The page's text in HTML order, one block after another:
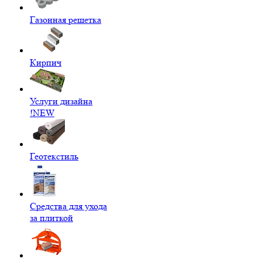
Газонная решетка
Кирпич
Услуги дизайна
!NEW
Геотекстиль
Средства для ухода
за плиткой